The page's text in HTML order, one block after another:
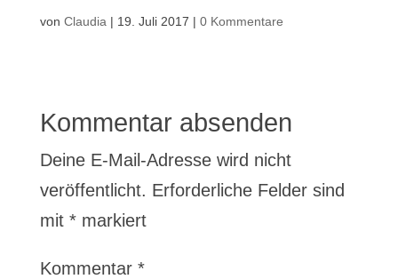
von Claudia | 19. Juli 2017 | 0 Kommentare
Kommentar absenden
Deine E-Mail-Adresse wird nicht
veröffentlicht. Erforderliche Felder sind
mit *markiert
Kommentar *